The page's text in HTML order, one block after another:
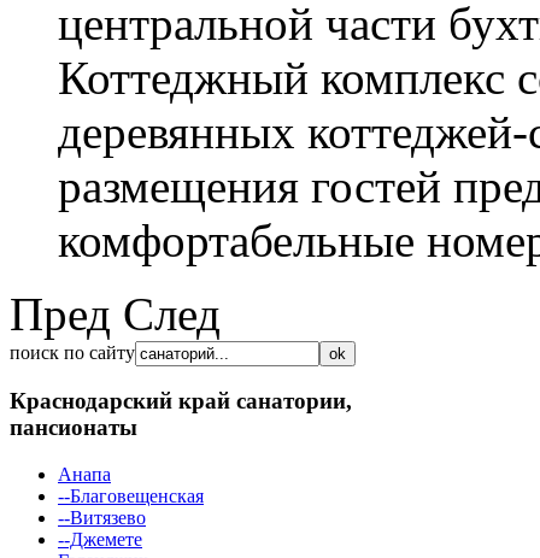
центральной части
Коттеджный комплекс
деревянных
размещения гостей
комфортабельные
Пред След
поиск по сайту
Краснодарский край санатории,
пансионаты
Анапа
--Благовещенская
--Витязево
--Джемете